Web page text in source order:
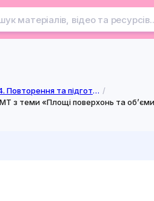
Тема 4. Повторення та підготовка до ЗНО/НМТ. Стереометрія /
з теми «Площі поверхонь та